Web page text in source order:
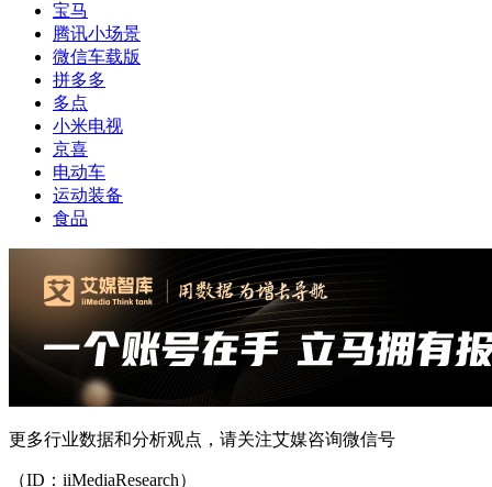
宝马
腾讯小场景
微信车载版
拼多多
多点
小米电视
京喜
电动车
运动装备
食品
更多行业数据和分析观点，请关注艾媒咨询微信号
（ID：iiMediaResearch）